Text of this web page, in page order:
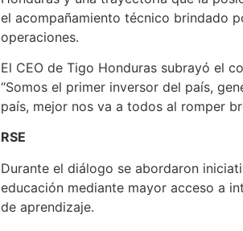
el acompañamiento técnico brindado
operaciones.
El CEO de Tigo Honduras subrayó el
“Somos el primer inversor del país,
país, mejor nos va a todos al romper
RSE
Durante el diálogo se abordaron
educación mediante mayor acceso a
de aprendizaje.